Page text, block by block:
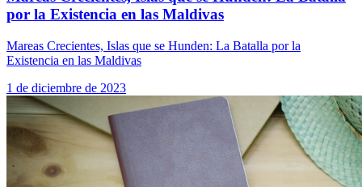
por la Existencia en las Maldivas
Mareas Crecientes, Islas que se Hunden: La Batalla por la
Existencia en las Maldivas
1 de diciembre de 2023